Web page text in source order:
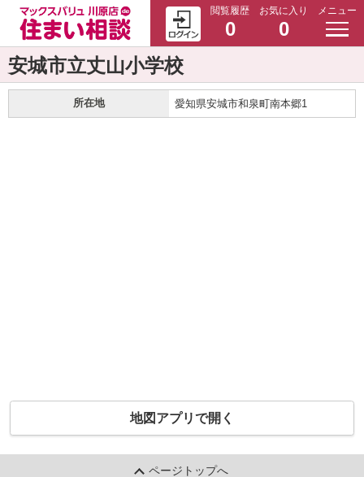
閲覧履歴
0
お気に入り
0
メニュー
安城市立丈山小学校
所在地 愛知県安城市和泉町南本郷1
地図アプリで開く
ページトップへ